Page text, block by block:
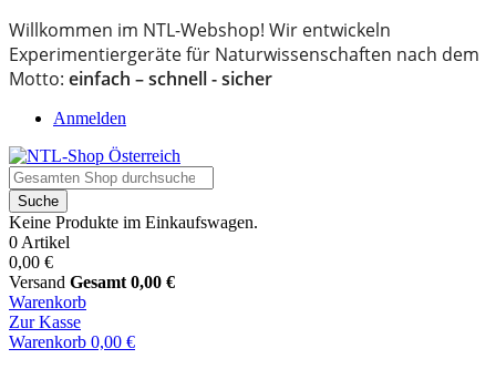
Willkommen im NTL-Webshop! Wir entwickeln
Experimentiergeräte für Naturwissenschaften nach dem
Motto: einfach – schnell - sicher
Anmelden
Suche
Keine Produkte im Einkaufswagen.
0 Artikel
0,00 €
Versand Gesamt 0,00 €
Warenkorb
Zur Kasse
Warenkorb 0,00 €